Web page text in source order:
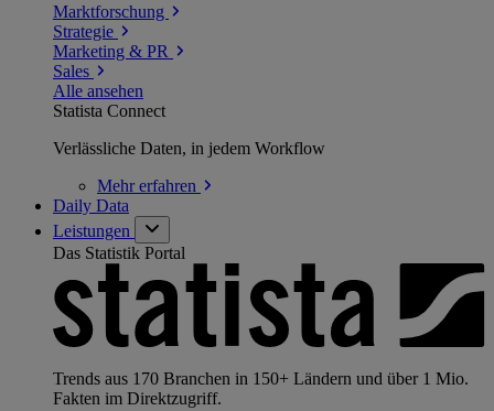
Marktforschung
Strategie
Marketing & PR
Sales
Alle ansehen
Statista Connect
Verlässliche Daten, in jedem Workflow
Mehrerfahren
Daily Data
Leistungen
Das Statistik Portal
Trends aus 170 Branchen in 150+ Ländern und über 1 Mio.
Fakten im Direktzugriff.